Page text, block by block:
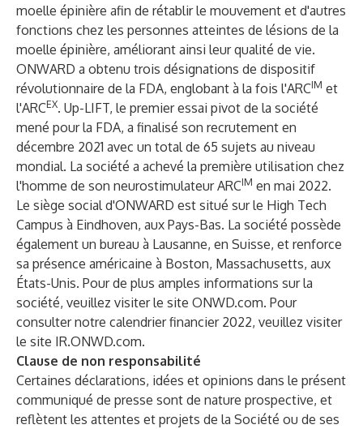
moelle épinière afin de rétablir le mouvement et d'autres
fonctions chez les personnes atteintes de lésions de la
moelle épinière, améliorant ainsi leur qualité de vie.
ONWARD a obtenu trois désignations de dispositif
révolutionnaire de la FDA, englobant à la fois l'ARCIM et
l'ARCEX. Up-LIFT, le premier essai pivot de la société
mené pour la FDA, a finalisé son recrutement en
décembre 2021 avec un total de 65 sujets au niveau
mondial. La société a achevé la première utilisation chez
l'homme de son neurostimulateur ARCIM en mai 2022.
Le siège social d'ONWARD est situé sur le High Tech
Campus à Eindhoven, aux Pays-Bas. La société possède
également un bureau à Lausanne, en Suisse, et renforce
sa présence américaine à Boston, Massachusetts, aux
États-Unis. Pour de plus amples informations sur la
société, veuillez visiter le site ONWD.com. Pour
consulter notre calendrier financier 2022, veuillez visiter
le site IR.ONWD.com.
Clause de non responsabilité
Certaines déclarations, idées et opinions dans le présent
communiqué de presse sont de nature prospective, et
reflètent les attentes et projets de la Société ou de ses